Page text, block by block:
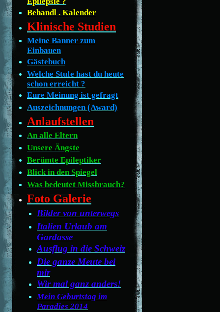
Behandl . Kalender
Klinische Studien
Meine Banner zum
Einbauen
Gästebuch
Welche Stufe hast du heute
schon erreicht ?
Eure Meinung ist gefragt
Auszeichnungen (Award)
Anlaufstellen
An alle Eltern
Unsere Ängste
Berümte Epileptiker
Blick in den Spiegel
Was bedeutet Missbrauch?
Foto Galerie
Bilder von unterwegs
Italien Urlaub am
Gardasse
Ausflug in die Schweiz
Die ganze Meute bei
mir
Wir mal ganz anders!
Mein Geburtstag im
Paradies 2014